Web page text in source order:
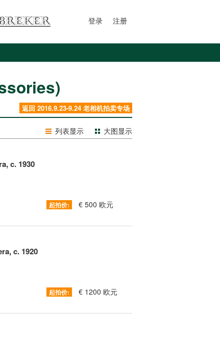
登录 注册
返回 2016.9.23-9.24 老相机拍卖专场
列表显示 大图显示
c. 1930
起拍价: € 500 欧元
c. 1920
起拍价: € 1200 欧元